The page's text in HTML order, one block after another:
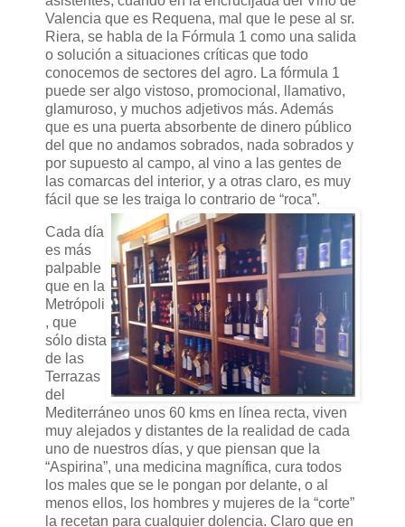
Valencia que es Requena, mal que le pese al sr.
Riera, se habla de la Fórmula 1 como una salida
o solución a situaciones críticas que todo
conocemos de sectores del agro. La fórmula 1
puede ser algo vistoso, promocional, llamativo,
glamuroso, y muchos adjetivos más. Además
que es una puerta absorbente de dinero público
del que no andamos sobrados, nada sobrados y
por supuesto al campo, al vino a las gentes de
las comarcas del interior, y a otras claro, es muy
fácil que se les traiga lo contrario de “roca”.
Cada día
es más
palpable
que en la
Metrópoli
, que
sólo dista
de las
Terrazas
del
Mediterráneo unos 60 kms en línea recta, viven
muy alejados y distantes de la realidad de cada
uno de nuestros días, y que piensan que la
“Aspirina”, una medicina magnífica, cura todos
los males que se le pongan por delante, o al
menos ellos, los hombres y mujeres de la “corte”
la recetan para cualquier dolencia. Claro que en